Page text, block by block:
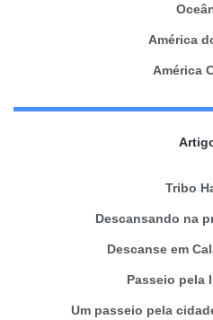
América
América
Tribo
Descansando na
Descanse em
Passeio pela
Um passeio pela